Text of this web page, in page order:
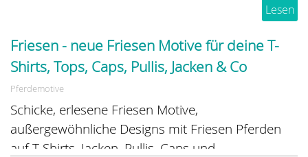
Lesen
Friesen - neue Friesen Motive für deine T-
Shirts, Tops, Caps, Pullis, Jacken & Co
Pferdemotive
Schicke, erlesene Friesen Motive,
außergewöhnliche Designs mit Friesen Pferden
auf T-Shirts, Jacken, Pullis, Caps und